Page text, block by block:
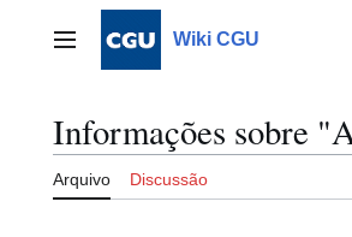
Menu principalWiki CGU
Informações sobre
Arquivo Discussão